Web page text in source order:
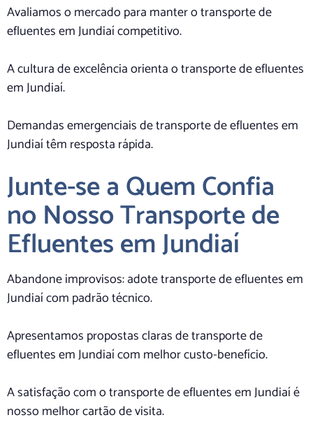
Avaliamos o mercado para manter o transporte de
efluentes em Jundiaí competitivo.
A cultura de excelência orienta o transporte de efluentes
em Jundiaí.
Demandas emergenciais de transporte de efluentes em
Jundiaí têm resposta rápida.
Junte-se a Quem Confia
no Nosso Transporte de
Efluentes em Jundiaí
Abandone improvisos: adote transporte de efluentes em
Jundiaí com padrão técnico.
Apresentamos propostas claras de transporte de
efluentes em Jundiaí com melhor custo-benefício.
A satisfação com o transporte de efluentes em Jundiaí é
nosso melhor cartão de visita.